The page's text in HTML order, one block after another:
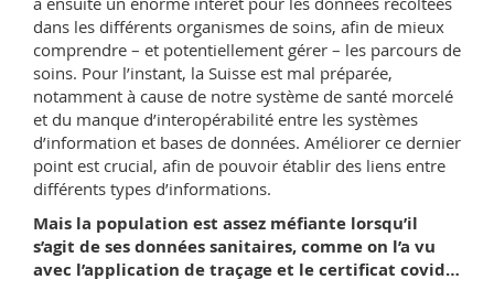
dans les différents organismes de soins, afin de mieux
comprendre – et potentiellement gérer – les parcours de
soins. Pour l’instant, la Suisse est mal préparée,
notamment à cause de notre système de santé morcelé
et du manque d’inter­opérabilité entre les systèmes
d’information et bases de données. Améliorer ce dernier
point est crucial, afin de pouvoir établir des liens entre
différents types d’informations.
Mais la population est assez méfiante lorsqu’il
s’agit de ses données sanitaires, comme on l’a vu
avec l’application de traçage et le certificat covid…